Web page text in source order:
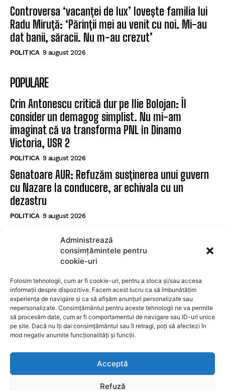
Administrează
consimțămintele pentru
cookie-uri
Folosim tehnologii, cum ar fi cookie-uri, pentru a stoca și/sau accesa
informații despre dispozitive. Facem acest lucru ca să îmbunătățim
experiența de navigare și ca să afișăm anunțuri personalizate sau
nepersonalizate. Consimțământul pentru aceste tehnologii ne va permite
să procesăm date, cum ar fi comportamentul de navigare sau ID-uri unice
pe site. Dacă nu îți dai consimțământul sau îl retragi, poți să afectezi în
mod negativ anumite funcționalități și funcții.
Acceptă
Refuză
Controversa ‘vacanței de lux’ lovește familia lui
Radu Miruță: ‘Părinții mei au venit cu noi. Mi-au
dat banii, săracii. Nu m-au crezut’
POLITICA 9 august 2026
POPULARE
Crin Antonescu critică dur pe Ilie Bolojan: Îl
consider un demagog simplist. Nu mi-am
imaginat că va transforma PNL în Dinamo
Victoria, USR 2
POLITICA 9 august 2026
Senatoare AUR: Refuzăm susținerea unui guvern
cu Nazare la conducere, ar echivala cu un
dezastru
POLITICA 9 august 2026
Radu Miruță: ‘Părinții mei au venit cu noi. Mi-au
dat banii, săracii. Nu m-au crezut’
SUBSCRIBE
I WANT IN
Privacy Policy